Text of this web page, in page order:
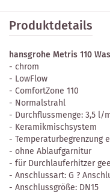
Produktdetails
hansgrohe Metris 110
- chrom
- LowFlow
- ComfortZone 110
- Normalstrahl
- Durchflussmenge: 3,5 l/
- Keramikmischsystem
- Temperaturbegrenzung
- ohne Ablaufgarnitur
- für Durchlauferhitzer
- Anschlussart: G ?
- Anschlussgröße: DN15